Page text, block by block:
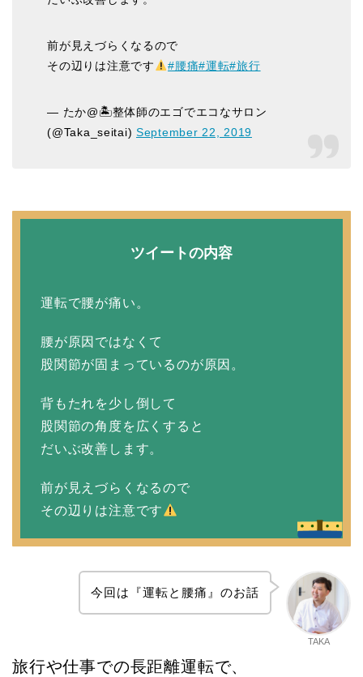
前が見えづらくなるので
その辺りは注意です
#腰痛#運転#旅行
— たか@🏝整体師のエゴでエコなサロン
(@Taka_seitai) September 22, 2019
ツイートの内容
運転で腰が痛い。
腰が原因ではなくて
股関節が固まっているのが原因。
背もたれを少し倒して
股関節の角度を広くすると
だいぶ改善します。
前が見えづらくなるので
その辺りは注意です
TAKA
今回は『運転と腰痛』のお話
旅行や仕事での長距離運転で、